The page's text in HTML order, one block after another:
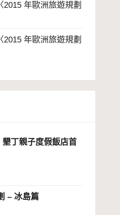
2015 年歐洲旅遊規劃
2015 年歐洲旅遊規劃
丁親子度假飯店首
– 冰島篇